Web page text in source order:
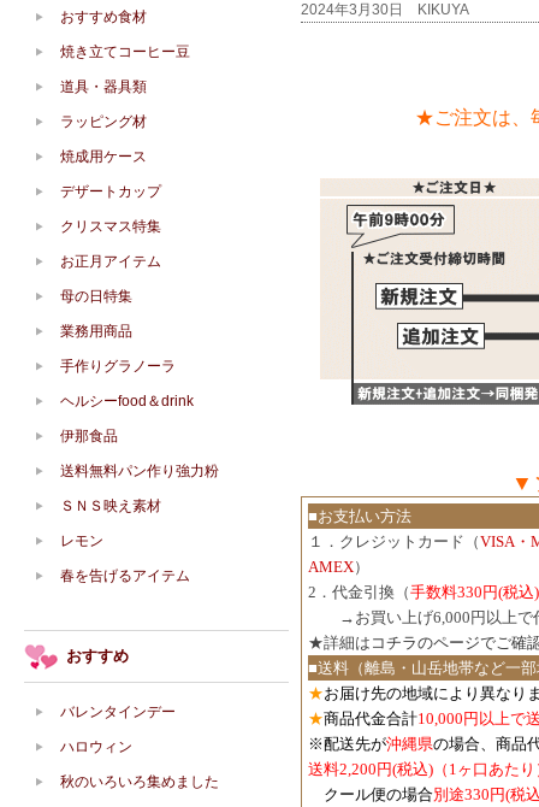
2024年3月30日 KIKUYA
★ご注文は、
▼
■お支払い方法
１．クレジットカード（VISA・
AMEX）
2．代金引換（手数料330円(税込)
→お買い上げ6,000円以上で
★詳細は コチラのページでご確
■送料（離島・山岳地帯など一
★お届け先の地域により異なり
★商品代金合計10,000円以上で
※配送先が沖縄県の場合、商品
送料2,200円(税込)（1ヶ口あたり
クール便の場合別途330円(税
おすすめ食材
焼き立てコーヒー豆
道具・器具類
ラッピング材
焼成用ケース
デザートカップ
クリスマス特集
お正月アイテム
母の日特集
業務用商品
手作りグラノーラ
ヘルシーfood＆drink
伊那食品
送料無料パン作り強力粉
ＳＮＳ映え素材
レモン
春を告げるアイテム
おすすめ
バレンタインデー
ハロウィン
秋のいろいろ集めました